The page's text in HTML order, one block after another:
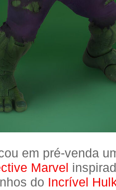
em pré-venda
Marvel
do Incrível